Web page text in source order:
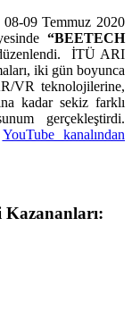
09 Temmuz 2020
“BEETECH
İTÜ ARI
iki gün boyunca
VR teknolojilerine,
kadar sekiz farklı
gerçekleştirdi.
YouTube kanalından